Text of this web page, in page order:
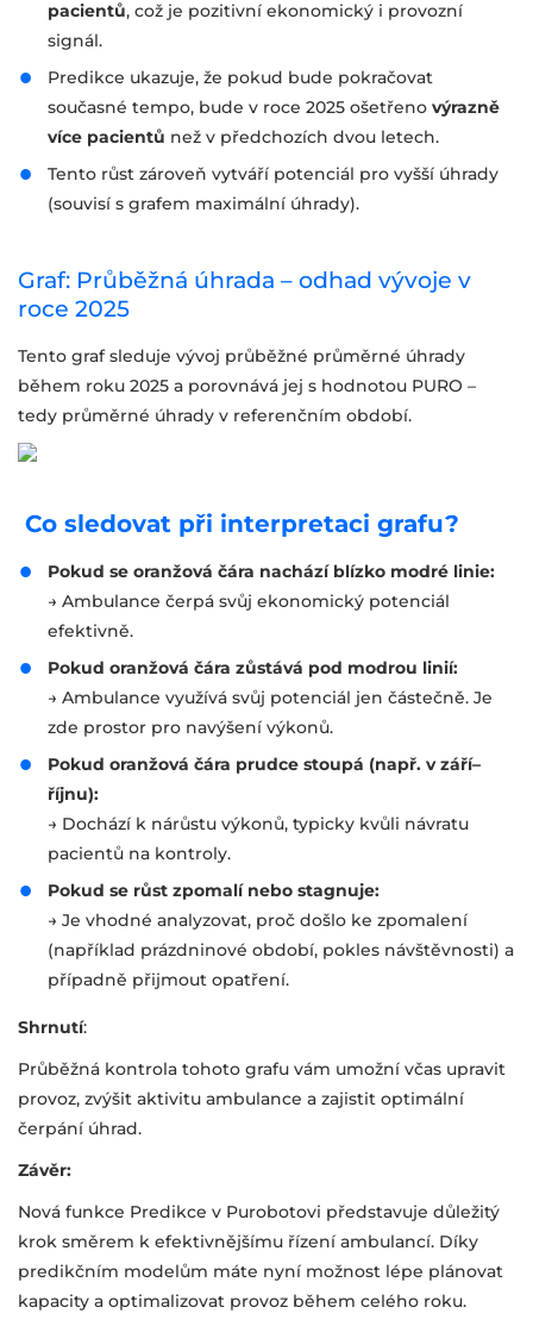
pacientů, což je pozitivní ekonomický i provozní
signál.
Predikce ukazuje, že pokud bude pokračovat
současné tempo, bude v roce 2025 ošetřeno výrazně
více pacientů než v předchozích dvou letech.
Tento růst zároveň vytváří potenciál pro vyšší úhrady
(souvisí s grafem maximální úhrady).
Graf: Průběžná úhrada – odhad vývoje v
roce 2025
Tento graf sleduje vývoj průběžné průměrné úhrady
během roku 2025 a porovnává jej s hodnotou PURO –
tedy průměrné úhrady v referenčním období.
Co sledovat při interpretaci grafu?
Pokud se oranžová čára nachází blízko modré linie:
→ Ambulance čerpá svůj ekonomický potenciál
efektivně.
Pokud oranžová čára zůstává pod modrou linií:
→ Ambulance využívá svůj potenciál jen částečně. Je
zde prostor pro navýšení výkonů.
Pokud oranžová čára prudce stoupá (např. v září–
říjnu):
→ Dochází k nárůstu výkonů, typicky kvůli návratu
pacientů na kontroly.
Pokud se růst zpomalí nebo stagnuje:
→ Je vhodné analyzovat, proč došlo ke zpomalení
(například prázdninové období, pokles návštěvnosti) a
případně přijmout opatření.
Shrnutí:
Průběžná kontrola tohoto grafu vám umožní včas upravit
provoz, zvýšit aktivitu ambulance a zajistit optimální
čerpání úhrad.
Závěr:
Nová funkce Predikce v Purobotovi představuje důležitý
krok směrem k efektivnějšímu řízení ambulancí. Díky
predikčním modelům máte nyní možnost lépe plánovat
kapacity a optimalizovat provoz během celého roku.